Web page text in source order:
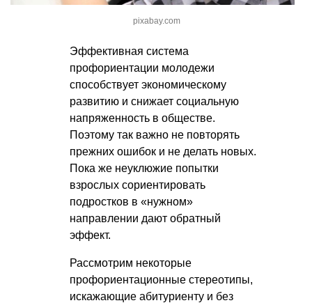
pixabay.com
Эффективная система
профориентации молодежи
способствует экономическому
развитию и снижает социальную
напряженность в обществе.
Поэтому так важно не повторять
прежних ошибок и не делать новых.
Пока же неуклюжие попытки
взрослых сориентировать
подростков в «нужном»
направлении дают обратный
эффект.
Рассмотрим некоторые
профориентационные стереотипы,
искажающие абитуриенту и без